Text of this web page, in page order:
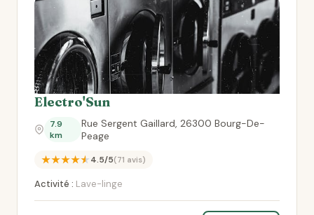
Electro'Sun
7.9
km
Rue Sergent Gaillard, 26300 Bourg-De-
Peage
★★★★★4.5/5(71 avis)
Activité : Lave-linge